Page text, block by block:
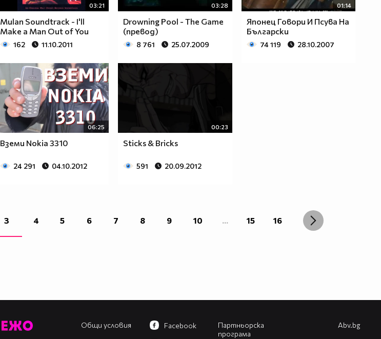
03:21
Mulan Soundtrack - I'll
Make a Man Out of You
162 11.10.2011
03:28
Drowning Pool - The Game
(превод)
8 761 25.07.2009
01:14
Японец Говори И Псува На
Български
74 119 28.10.2007
06:25
Вземи Nokia 3310
24 291 04.10.2012
00:23
Sticks & Bricks
591 20.09.2012
3 4 5 6 7 8 9 10 ... 15 16
Общи условия
Партньорска
програма
Facebook Abv.bg